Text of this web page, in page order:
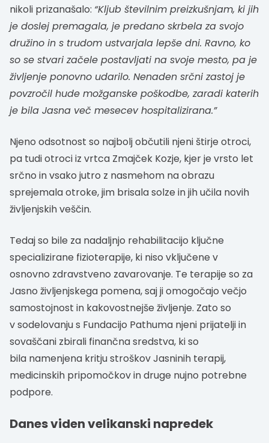
nikoli prizanašalo: “Kljub številnim preizkušnjam, ki jih
je doslej premagala, je predano skrbela za svojo
družino in s trudom ustvarjala lepše dni. Ravno, ko
so se stvari začele postavljati na svoje mesto, pa je
življenje ponovno udarilo. Nenaden srčni zastoj je
povzročil hude možganske poškodbe, zaradi katerih
je bila Jasna več mesecev hospitalizirana.”
Njeno odsotnost so najbolj občutili njeni štirje otroci,
pa tudi otroci iz vrtca Zmajček Kozje, kjer je vrsto let
srčno in vsako jutro z nasmehom na obrazu
sprejemala otroke, jim brisala solze in jih učila novih
življenjskih veščin.
Tedaj so bile za nadaljnjo rehabilitacijo ključne
specializirane fizioterapije, ki niso vključene v
osnovno zdravstveno zavarovanje. Te terapije so za
Jasno življenjskega pomena, saj ji omogočajo večjo
samostojnost in kakovostnejše življenje. Zato so
v sodelovanju s Fundacijo Pathuma njeni prijatelji in
sovaščani zbirali finančna sredstva, ki so
bila namenjena kritju stroškov Jasninih terapij,
medicinskih pripomočkov in druge nujno potrebne
podpore.
Danes viden velikanski napredek